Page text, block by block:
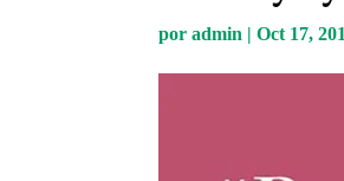
poradmin |Oct 17,